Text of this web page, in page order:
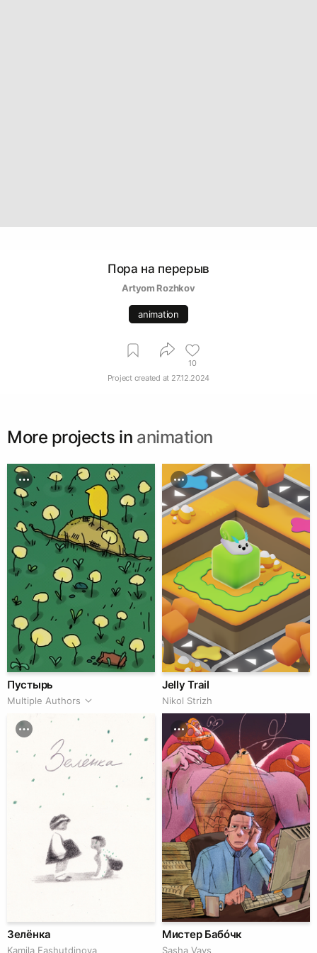
Пора на перерыв
Artyom Rozhkov
animation
10
Project created at 27.12.2024
More projects in animation
Пустырь
Multiple Authors
Jelly Trail
Nikol Strizh
Зелёнка
Kamila Fashutdinova
Мистер Бабóчк
Sasha Vays